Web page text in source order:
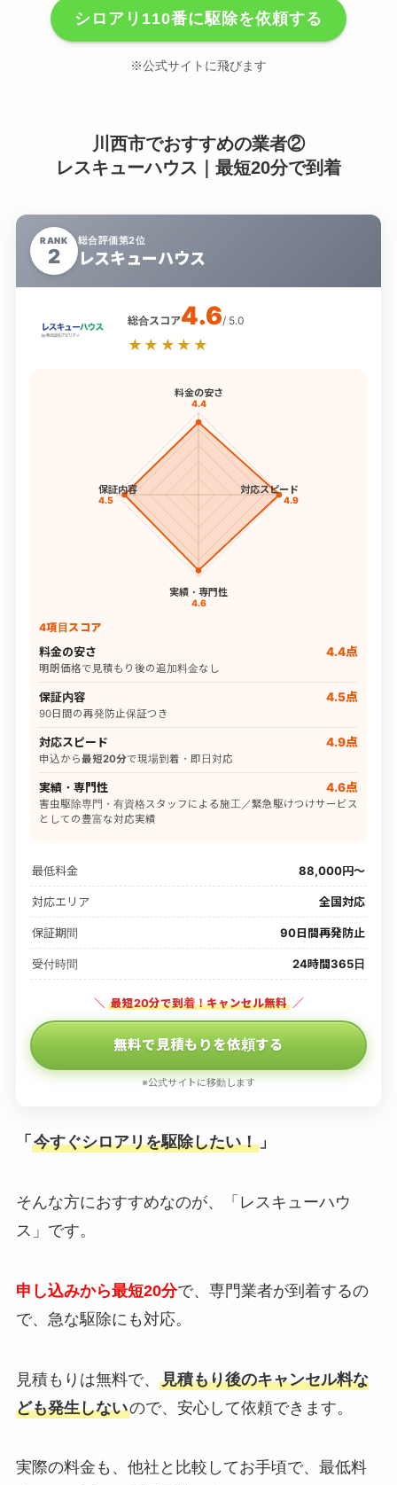
シロアリ110番に駆除を依頼する
※公式サイトに飛びます
川西市でおすすめの業者②
レスキューハウス｜最短20分で到着
RANK
2
総合評価第2位
レスキューハウス
総合スコア4.6/ 5.0
★★★★★
料金の安さ
4.4
対応スピード
4.9
実績・専門性
4.6
保証内容
4.5
4項目スコア
料金の安さ 4.4点
明朗価格で見積もり後の追加料金なし
保証内容 4.5点
90日間の再発防止保証つき
対応スピード 4.9点
申込から最短20分で現場到着・即日対応
実績・専門性 4.6点
害虫駆除専門・有資格スタッフによる施工／緊急駆けつけサービス
としての豊富な対応実績
最低料金 88,000円〜
対応エリア 全国対応
保証期間 90日間再発防止
受付時間 24時間365日
＼ 最短20分で到着！キャンセル無料 ／
無料で見積もりを依頼する
※公式サイトに移動します
「 今すぐシロアリを駆除したい！」
そんな方におすすめなのが、「レスキューハウ
ス」です。
申し込みから最短20分で、専門業者が到着するの
で、急な駆除にも対応。
見積もりは無料で、 見積もり後のキャンセル料な
ども発生しないので、安心して依頼できます。
実際の料金も、他社と比較してお手頃で、最低料